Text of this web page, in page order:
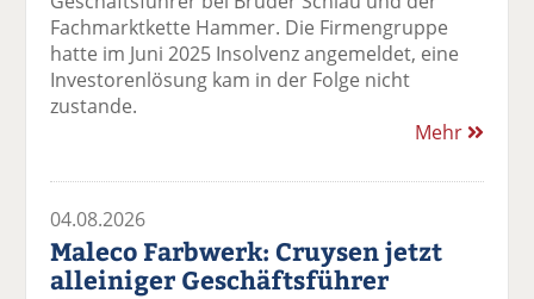
Fachmarktkette Hammer. Die Firmengruppe
hatte im Juni 2025 Insolvenz angemeldet, eine
Investorenlösung kam in der Folge nicht
zustande.
Mehr
04.08.2026
Maleco Farbwerk: Cruysen jetzt
alleiniger Geschäftsführer